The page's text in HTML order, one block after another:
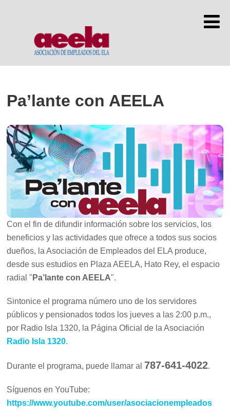
Pa’lante con AEELA
Con el fin de difundir información sobre los servicios, los
beneficios y las actividades que ofrece a todos sus socios
dueños, la Asociación de Empleados del ELA produce,
desde sus estudios en Plaza AEELA, Hato Rey, el espacio
radial " Pa’lante con AEELA".
Sintonice el programa número uno de los servidores
públicos y pensionados todos los jueves a las 2:00 p.m.,
por Radio Isla 1320, la Página Oficial de la Asociación
Radio Isla 1320.
Durante el programa, puede llamar al 787-641-4022.
Síguenos en YouTube:
https://www.youtube.com/user/asociacionempleados